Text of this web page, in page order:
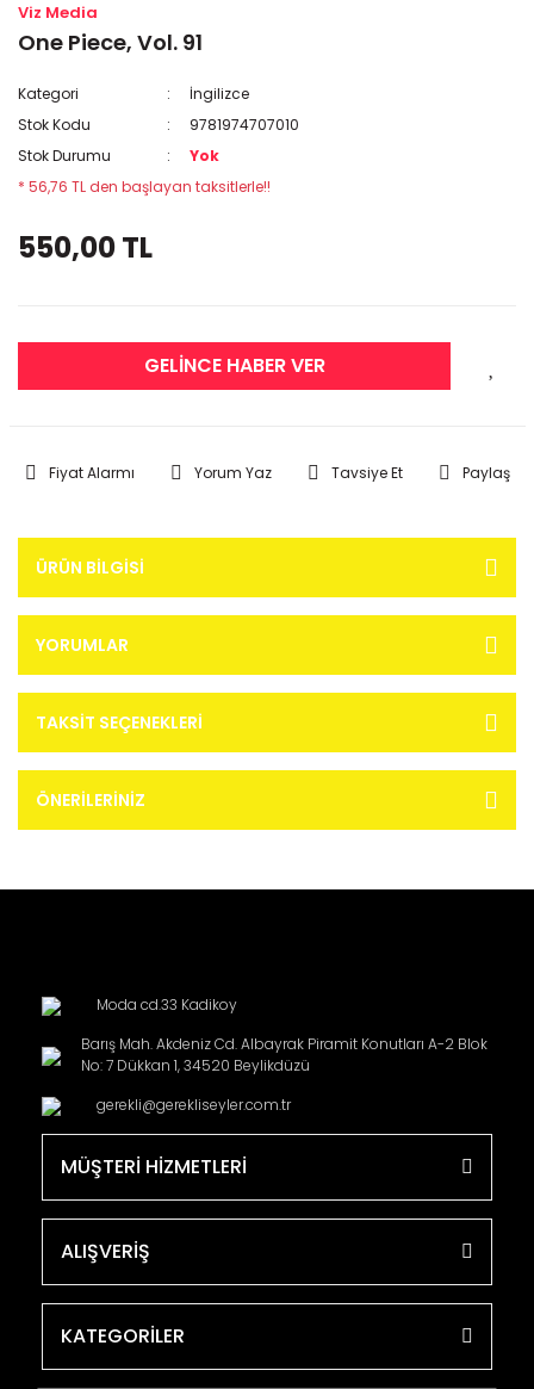
Viz Media
One Piece, Vol. 91
Kategori
İngilizce
Stok Kodu
9781974707010
Stok Durumu
Yok
* 56,76 TL den başlayan taksitlerle!!
550,00 TL
GELİNCE HABER VER
Fiyat Alarmı Yorum Yaz Tavsiye Et Paylaş
ÜRÜN BILGISI
YORUMLAR
TAKSIT SEÇENEKLERI
ÖNERILERINIZ
Moda cd.33 Kadikoy
Barış Mah. Akdeniz Cd. Albayrak Piramit Konutları A-2 Blok
No: 7 Dükkan 1, 34520 Beylikdüzü
gerekli@gerekliseyler.com.tr
MÜŞTERİ HİZMETLERİ
ALIŞVERİŞ
KATEGORİLER